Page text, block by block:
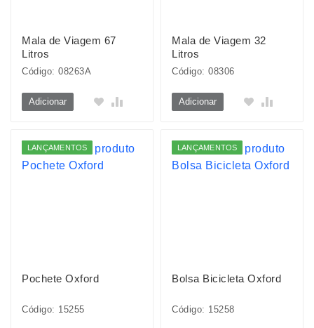
Mala de Viagem 67
Litros
Código: 08263A
Adicionar
Mala de Viagem 32
Litros
Código: 08306
Adicionar
LANÇAMENTOS
Pochete Oxford
Código: 15255
LANÇAMENTOS
Bolsa Bicicleta Oxford
Código: 15258